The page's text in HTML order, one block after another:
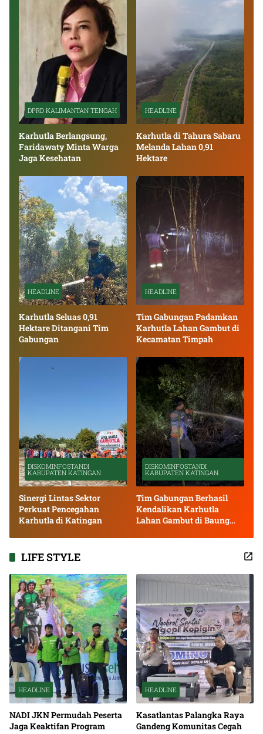
DPRD KALIMANTAN TENGAH
Karhutla Berlangsung,
Faridawaty Minta Warga
Jaga Kesehatan
HEADLINE
Karhutla di Tahura Sabaru
Melanda Lahan 0,91
Hektare
HEADLINE
Karhutla Seluas 0,91
Hektare Ditangani Tim
Gabungan
HEADLINE
Tim Gabungan Padamkan
Karhutla Lahan Gambut di
Kecamatan Timpah
DISKOMINFOSTANDI
KABUPATEN KATINGAN
Sinergi Lintas Sektor
Perkuat Pencegahan
Karhutla di Katingan
DISKOMINFOSTANDI
KABUPATEN KATINGAN
Tim Gabungan Berhasil
Kendalikan Karhutla
Lahan Gambut di Baung
LIFE STYLE
HEADLINE
NADI JKN Permudah Peserta
Jaga Keaktifan Program
HEADLINE
Kasatlantas Palangka Raya
Gandeng Komunitas Cegah